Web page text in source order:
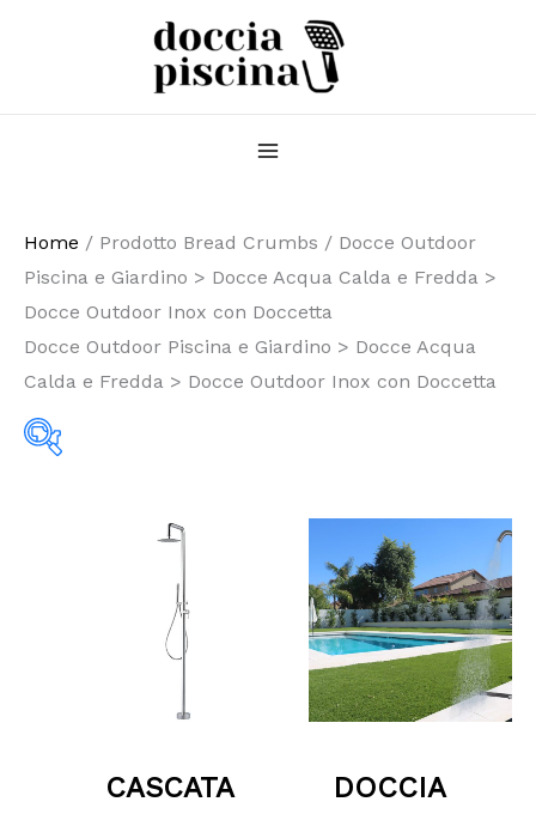
Home / Prodotto Bread Crumbs / Docce Outdoor
Piscina e Giardino > Docce Acqua Calda e Fredda >
Docce Outdoor Inox con Doccetta
Docce Outdoor Piscina e Giardino > Docce Acqua
Calda e Fredda > Docce Outdoor Inox con Doccetta
CASCATA
Fascia
da
774.70 €
a
864.98 €
DOCCIA
prezzo:
da
1,999.00 €
a
2,450.00 €